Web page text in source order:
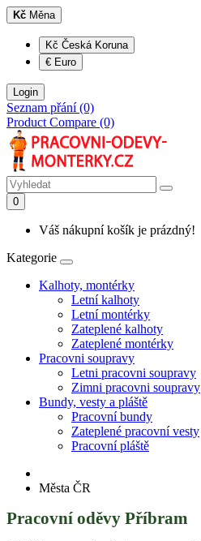
Kč Měna
Kč Česká Koruna
€ Euro
Login
Seznam přání (0)
Product Compare (0)
0
Váš nákupní košík je prázdný!
Kategorie
Kalhoty, montérky
Letní kalhoty
Letní montérky
Zateplené kalhoty
Zateplené montérky
Pracovni soupravy
Letni pracovni soupravy
Zimni pracovni soupravy
Bundy, vesty a pláště
Pracovní bundy
Zateplené pracovní vesty
Pracovní pláště
Města ČR
Pracovní oděvy Příbram